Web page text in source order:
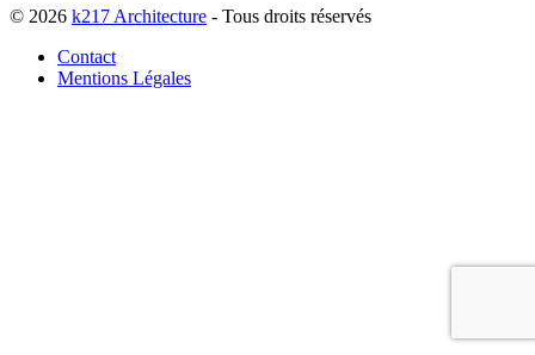
© 2026 k217 Architecture - Tous droits réservés
Contact
Mentions Légales